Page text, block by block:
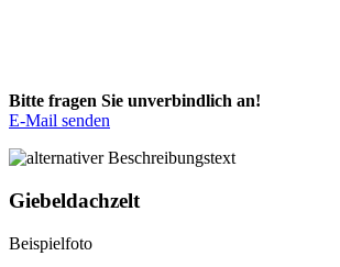
Bitte fragen Sie unverbindlich an!
E-Mail senden
Giebeldachzelt
Beispielfoto